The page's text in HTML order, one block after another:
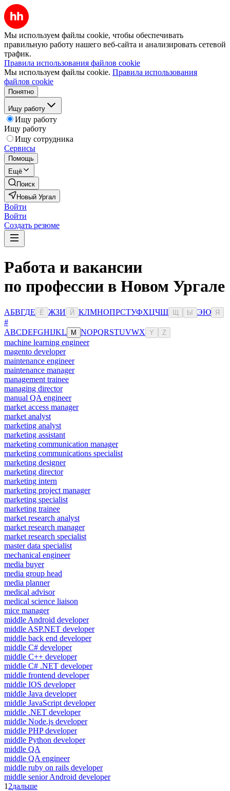
Мы используем файлы cookie, чтобы обеспечивать
правильную работу нашего веб-сайта и анализировать сетевой
трафик.
Правила использования файлов cookie
Мы используем файлы cookie. Правила использования
файлов cookie
Понятно
Ищу работу
Ищу работу
Ищу работу
Ищу сотрудника
Сервисы
Помощь
Ещё
Поиск
Новый Ургал
Войти
Войти
Создать резюме
Работа и вакансии
по профессии в Новом Ургале
АБВГДЕ Ё ЖЗИ Й КЛМНОПРСТУФХЦЧШ Ы ЭЮ Я
#
ABCDEFGHIJKL M NOPQRSTUVWX Y Z
machine learning engineer
magento developer
maintenance engineer
maintenance manager
management trainee
managing director
manual QA engineer
market access manager
market analyst
marketing analyst
marketing assistant
marketing communication manager
marketing communications specialist
marketing designer
marketing director
marketing intern
marketing project manager
marketing specialist
marketing trainee
market research analyst
market research manager
market research specialist
master data specialist
mechanical engineer
media buyer
media group head
media planner
medical advisor
medical science liaison
mice manager
middle Android developer
middle ASP.NET developer
middle back end developer
middle C# developer
middle C++ developer
middle C# .NET developer
middle frontend developer
middle IOS developer
middle Java developer
middle JavaScript developer
middle .NET developer
middle Node.js developer
middle PHP developer
middle Python developer
middle QA
middle QA engineer
middle ruby on rails developer
middle senior Android developer
1 2дальше